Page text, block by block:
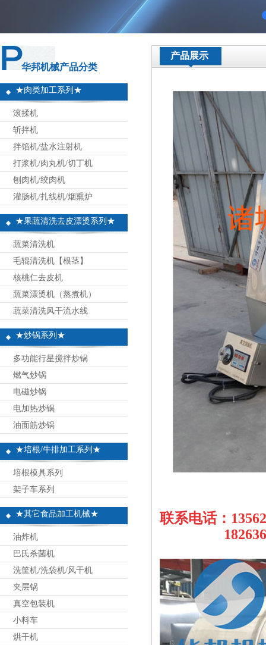
华邦机械产品分类
★肉类加工系列★
滚揉机
斩拌机
拌馅机/盐水注射机
打浆机/肉丸机/切丁机
刨肉机/绞肉机
灌肠机/扎线机/烟熏炉
★果蔬清洗去皮漂烫系列★
蔬菜清洗机
毛辊清洗机【根茎】
核桃仁去皮机
蔬菜漂烫机（蒸煮机）
蔬菜清洗风干流水线
★炒锅系列★
多功能行星搅拌炒锅
燃气炒锅
电磁炒锅
电加热炒锅
油面筋炒锅
★培根/牛排加工系列★
培根模具系列
架子车系列
★其它食品加工机械★
油炸机
巴氏杀菌机
洗筐机/洗袋机/风干机
夹层锅
真空包装机
小料车
烘干机
产品展示
联系电话：